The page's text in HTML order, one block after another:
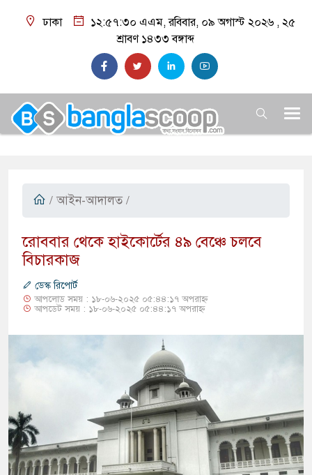
ঢাকা ১২:৫৭:৩১ এএম, রবিবার, ০৯ অগাস্ট ২০২৬ , ২৫
শ্রাবণ ১৪৩৩ বঙ্গাব্দ
/ আইন-আদালত /
​রোববার থেকে হাইকোর্টের ৪৯ বেঞ্চে চলবে
বিচারকাজ
ডেস্ক রিপোর্ট
আপলোড সময় : ১৮-০৬-২০২৫ ০৫:৪৪:১৭ অপরাহ্ন
আপডেট সময় : ১৮-০৬-২০২৫ ০৫:৪৪:১৭ অপরাহ্ন